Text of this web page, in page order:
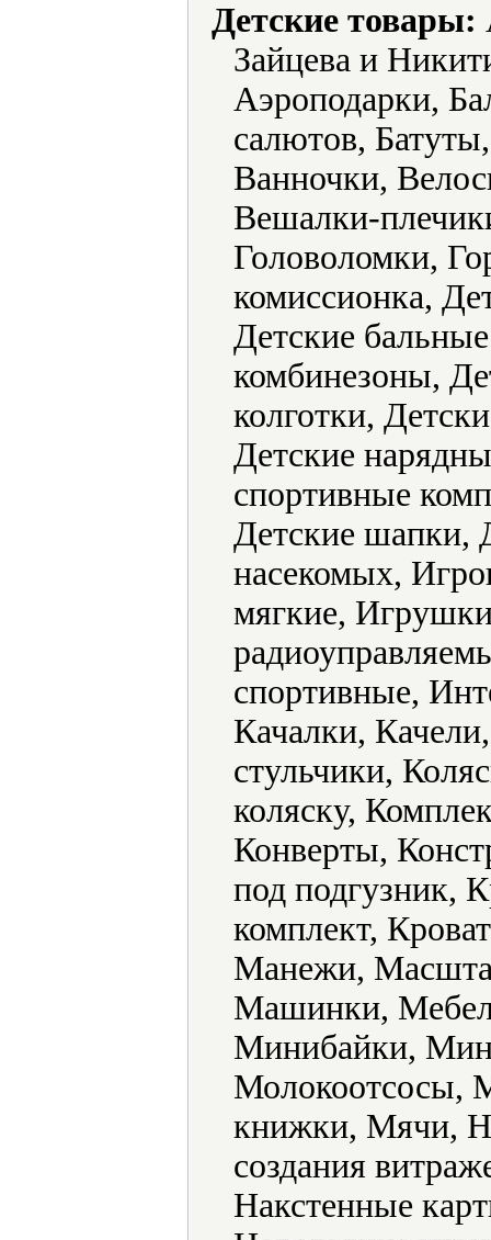
Детские товары:
Зайцева и
Аэроподарки,
салютов,
Ванночки,
Вешалки-
Головоломки,
комиссионка,
Детские
комбинезоны,
колготки,
Детские
спортивные
Детские шапки,
насекомых,
мягкие,
спортивные,
Качалки,
стульчики,
коляску,
Конверты,
под подгузник,
комплект,
Манежи,
Машинки,
Минибайки,
Молокоотсосы,
книжки, Мячи,
создания
Накстенные